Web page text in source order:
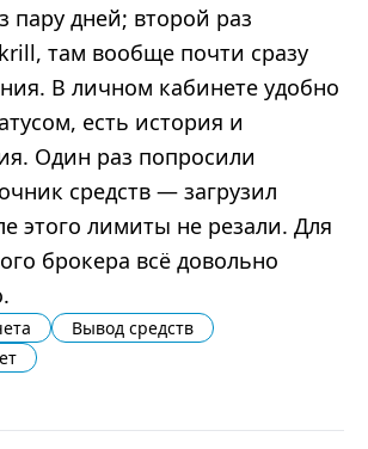
пару дней; второй раз
там вообще почти сразу
В личном кабинете удобно
есть история и
Один раз попросили
средств — загрузил
этого лимиты не резали. Для
брокера всё довольно
Вывод средств